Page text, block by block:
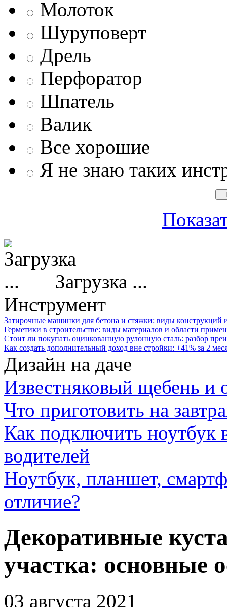
Молоток
Шуруповерт
Дрель
Перфоратор
Шпатель
Валик
Все хорошие
Я не знаю таких
Загрузка ...
Инструмент
Затирочные машинки для бетона и стяжки: виды конструкций
Герметики в строительстве: виды материалов и области
Стоит ли покупать оцинкованную рулонную сталь: разбор
Как создать дополнительный доход вне стройки: +41% за 2
Дизайн на даче
Известняковый щебень и
Что приготовить на
Как подключить ноутбук
водителей
Ноутбук, планшет,
отличие?
Декоративные
участка: основные
03 августа 2021